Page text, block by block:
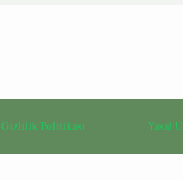
Gizlilik Politikası Yasal